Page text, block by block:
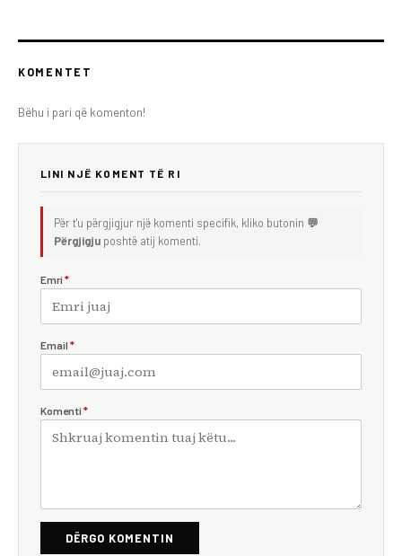
KOMENTET
Bëhu i pari që komenton!
LINI NJË KOMENT TË RI
Për t'u përgjigjur një komenti specifik, kliko butonin 💬
Përgjigju poshtë atij komenti.
Emri *
Email *
Komenti *
DËRGO KOMENTIN